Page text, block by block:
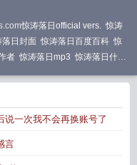
惊涛落日official vers. 惊涛
落日封面 惊涛落日百度百科 惊
者 惊涛落日mp3 惊涛落日什么
说一次我不会再换账号了
言